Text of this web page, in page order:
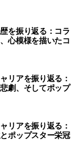
を振り返る：コラ
心模様を描いたコ
リアを振り返る：
劇、そしてポップ
リアを振り返る：
ポップスター栄冠